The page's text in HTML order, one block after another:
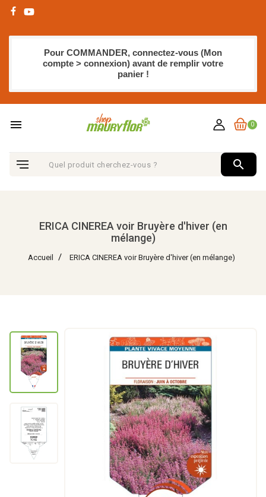
Pour COMMANDER, connectez-vous (Mon
compte > connexion) avant de remplir votre
panier !
menu 0
search
ERICA CINEREA voir Bruyère d'hiver (en
mélange)
Accueil ERICA CINEREA voir Bruyère d'hiver (en mélange)